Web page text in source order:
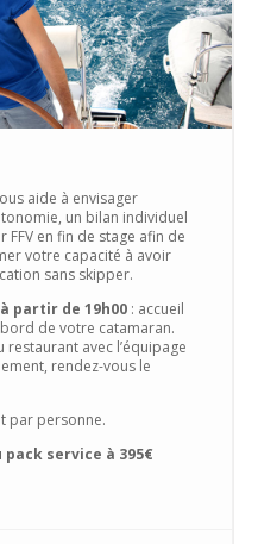
aide à envisager
un bilan individuel
en fin de stage afin de
votre capacité à avoir
sans skipper.
partir de 19h00 : accueil
de votre catamaran.
avec l’équipage
rendez-vous le
par personne.
service à 395€